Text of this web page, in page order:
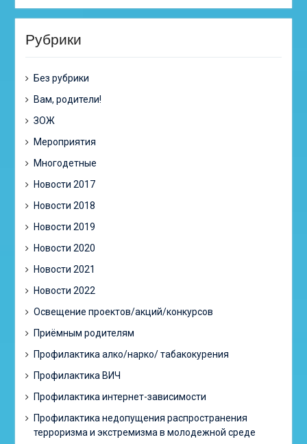
Рубрики
Без рубрики
Вам, родители!
ЗОЖ
Мероприятия
Многодетные
Новости 2017
Новости 2018
Новости 2019
Новости 2020
Новости 2021
Новости 2022
Освещение проектов/акций/конкурсов
Приёмным родителям
Профилактика алко/нарко/ табакокурения
Профилактика ВИЧ
Профилактика интернет-зависимости
Профилактика недопущения распространения
терроризма и экстремизма в молодежной среде